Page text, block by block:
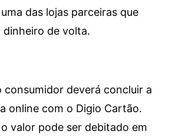
das lojas parceiras que
dinheiro de volta.
consumidor deverá concluir a
online com o Digio Cartão.
valor pode ser debitado em